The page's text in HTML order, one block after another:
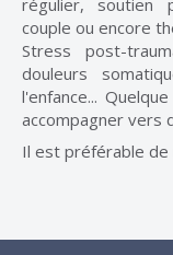
régulier, soutien
couple ou encore
Stress post-
douleurs
l'enfance...
accompagner vers
Il est préférable de